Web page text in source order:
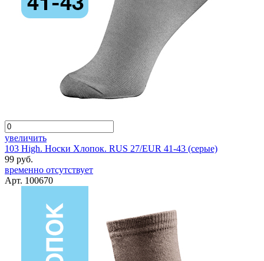
увеличить
103 High. Носки Хлопок. RUS 27/EUR 41-43 (серые)
99 руб.
временно отсутствует
Арт. 100670